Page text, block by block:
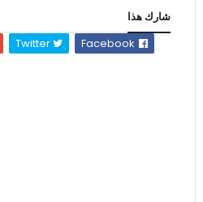
شارك هذا
Twitter